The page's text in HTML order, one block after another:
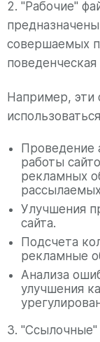
2. "Рабочие"
совершаемых
поведенческая
Например, эти
Проведение
работы
рекламных
Улучшения
сайта.
Подсчета
рекламные
Анализа
улучшения
3. "Ссылочные"